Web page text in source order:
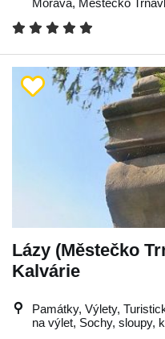
Morava, Městečko
Lázy (Městečko
Kalvárie
Památky, Výlety,
na výlet, Sochy, sloupy,